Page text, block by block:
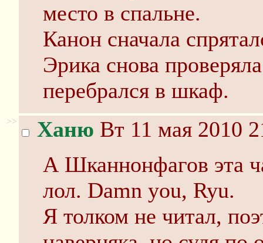
место в спальне.
Канон сначала
Эрика снова
перебрался в шкаф.
>> Ханю Вт 11 мая 2010
А Шканнонфагов эта
лол. Damn you, Ryu.
Я толком не читал,